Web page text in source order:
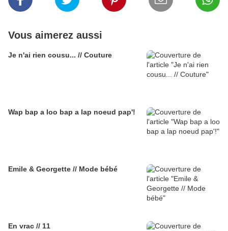
Vous aimerez aussi
Je n'ai rien cousu... // Couture
Wap bap a loo bap a lap noeud pap'!
Emile & Georgette // Mode bébé
En vrac // 11